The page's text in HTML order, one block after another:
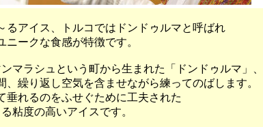
るアイス、トルコではドンドゥルマと呼ばれ
ニークな食感が特徴です。
マラシュという町から生まれた「ドンドゥルマ」、
繰り返し空気を含ませながら練ってのばします。
垂れるのをふせぐために工夫された
粘度の高いアイスです。